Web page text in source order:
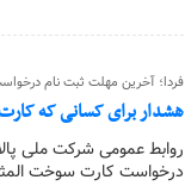
فردا؛ آخرین مهلت ثبت نام
هشدار برای کسانی که
درخواست کارت سوخت